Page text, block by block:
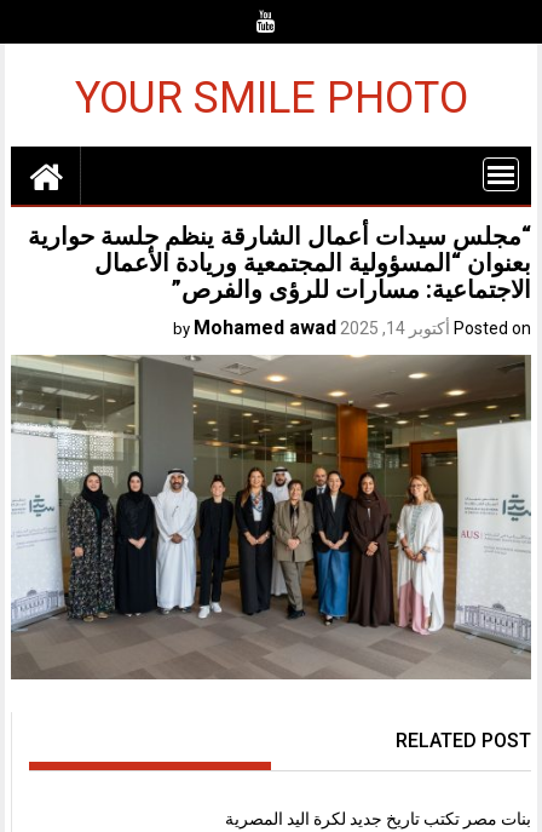
YOUR SMILE PHOTO
“مجلس سيدات أعمال الشارقة ينظم جلسة حوارية
بعنوان “المسؤولية المجتمعية وريادة الأعمال
الاجتماعية: مسارات للرؤى والفرص”
Posted on أكتوبر 14, 2025 Mohamed awad
RELATED POST
بنات مصر تكتب تاريخ جديد لكرة اليد المصرية